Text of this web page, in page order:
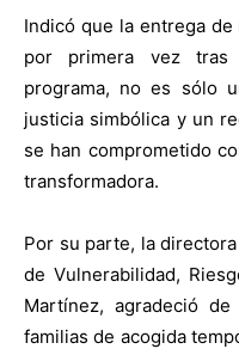
Indicó que la entrega
por primera vez
programa, no es sólo
justicia simbólica y un
se han comprometido
transformadora.
Por su parte, la
de Vulnerabilidad,
Martínez, agradeció
familias de acogida